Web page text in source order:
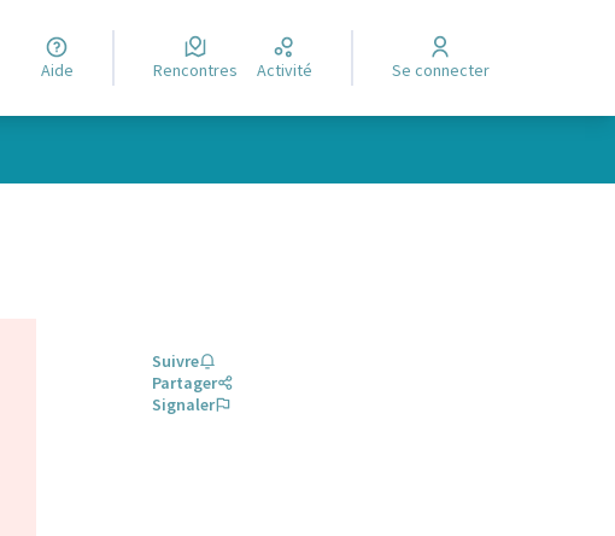
Aide Rencontres Activité Se connecter
Suivre
Partager
Signaler